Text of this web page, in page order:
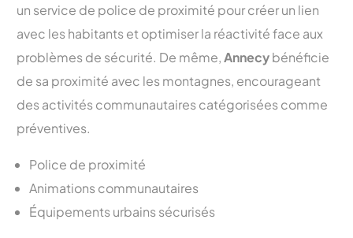
un service de police de proximité pour créer un lien
avec les habitants et optimiser la réactivité face aux
problèmes de sécurité. De même,Annecybénéficie
de sa proximité avec les montagnes, encourageant
des activités communautaires catégorisées comme
préventives.
Police de proximité
Animations communautaires
Équipements urbains sécurisés